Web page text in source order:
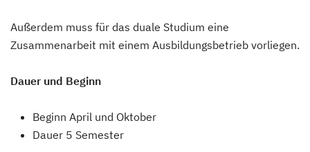
Außerdem muss für das duale Studium eine
Zusammenarbeit mit einem Ausbildungsbetrieb vorliegen.
Dauer und Beginn
Beginn April und Oktober
Dauer 5 Semester